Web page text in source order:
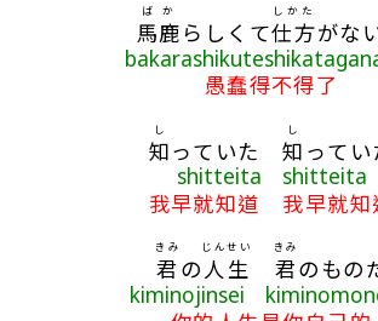
馬鹿
ばか
らしくて仕方
しかた
がな
愚蠢得不得了
知
し
っていた知
し
ってい
shitteita shitteita
我早就知道 我早就知
君
きみ
の人生
じんせい
君
きみ
のもの
kiminojinsei